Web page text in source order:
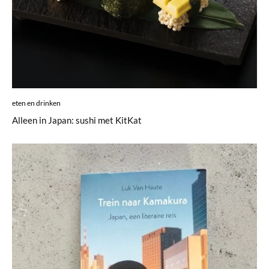
eten en drinken
Alleen in Japan: sushi met KitKat